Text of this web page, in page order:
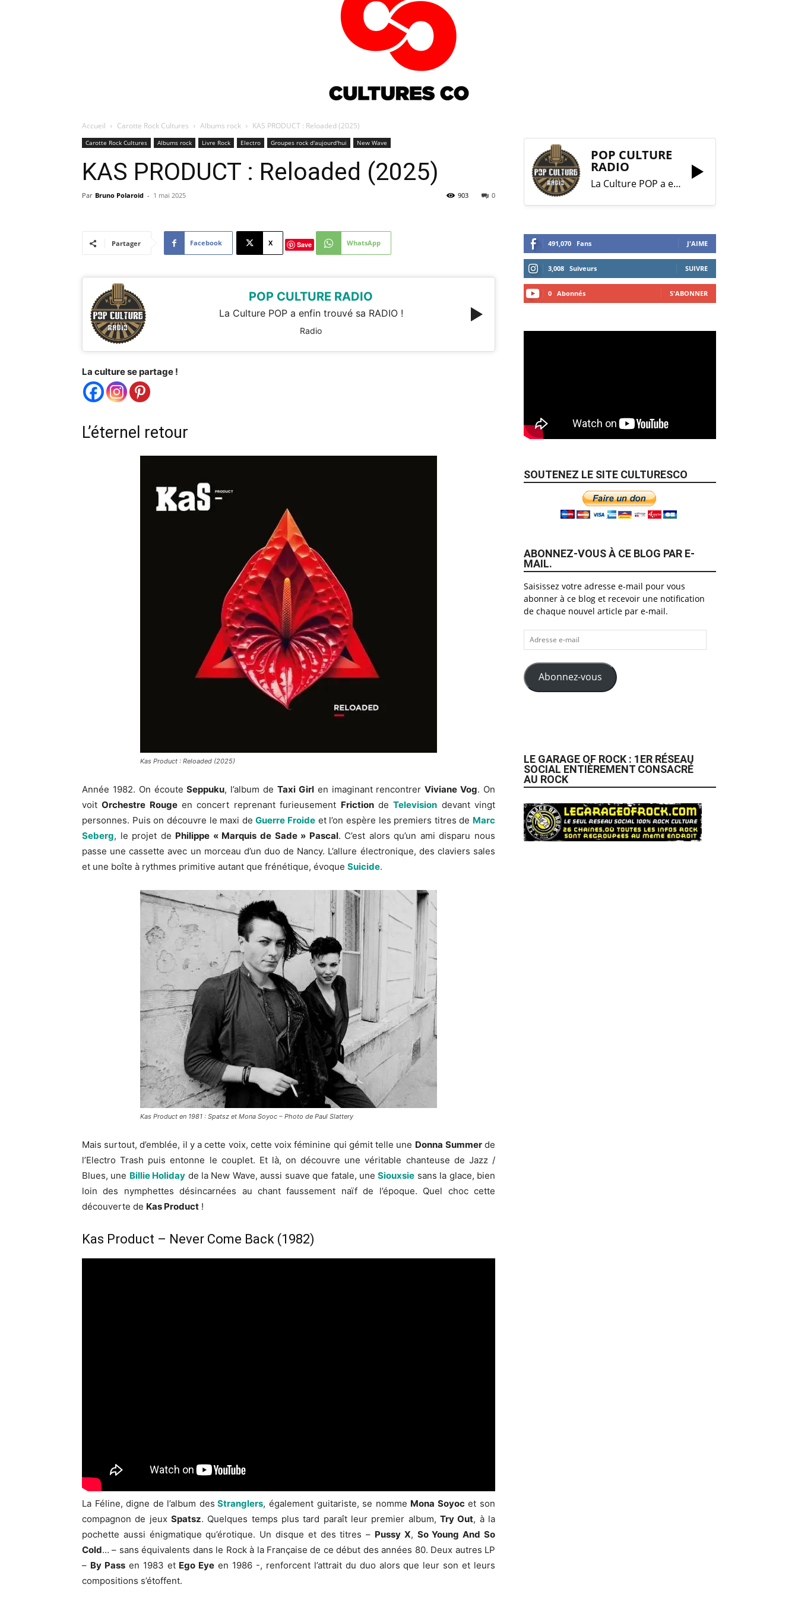
Accueil Carotte Rock Cultures Albums rock KAS PRODUCT : Reloaded (2025)
Carotte Rock Cultures Albums rock Livre Rock Electro Groupes rock d'aujourd'hui New Wave
KAS PRODUCT : Reloaded (2025)
Par Bruno Polaroid - 1 mai 2025 0
903
Partager Facebook X Save WhatsApp
POP CULTURE RADIO
La Culture POP a enfin trouvé sa RADIO !
Radio
La culture se partage !
L’éternel retour
Kas Product : Reloaded (2025)
Année 1982. On écouteSeppuku, l’album deTaxi Girlen imaginant rencontrerViviane Vog. On
voitOrchestre Rougeen concert reprenant furieusement FrictiondeTelevision devant vingt
personnes. Puis on découvre le maxi deGuerre Froide et l’on espère les premiers titres de Marc
Seberg, le projet de Philippe « Marquis de Sade » Pascal. C’est alors qu’un ami disparu nous
passe une cassette avec un morceau d’un duo de Nancy. L’allure électronique, des claviers sales
et une boîte à rythmes primitive autant que frénétique, évoque Suicide.
Kas Product en 1981 : Spatsz et Mona Soyoc – Photo de Paul Slattery
Mais surtout, d’emblée, il y a cette voix, cette voix féminine qui gémit telle une Donna Summerde
l’Electro Trash puis entonne le couplet. Et là, on découvre une véritable chanteuse de Jazz /
Blues, une Billie Holiday de la New Wave, aussi suave que fatale, uneSiouxsie sans la glace, bien
loin des nymphettes désincarnées au chant faussement naïf de l’époque. Quel choc cette
découverte de Kas Product !
Kas Product – Never Come Back (1982)
La Féline, digne de l’album des Stranglers, également guitariste, se nomme Mona Soyocet son
compagnon de jeux Spatsz. Quelques temps plus tard paraît leur premier album, Try Out, à la
pochette aussi énigmatique qu’érotique. Un disque et des titres – Pussy X, So Young And So
Cold… – sans équivalents dans le Rock à la Française de ce début des années 80. Deux autres LP
– By Passen 1983 et Ego Eye en 1986 -, renforcent l’attrait du duo alors que leur son et leurs
compositions s’étoffent.
POP CULTURE
RADIO
La Culture POP a enfin trouvé sa RADIO !
491,070 Fans J'AIME
3,008 Suiveurs SUIVRE
0 Abonnés S'ABONNER
SOUTENEZ LE SITE CULTURESCO
ABONNEZ-VOUS À CE BLOG PAR E-
MAIL.
Saisissez votre adresse e-mail pour vous
abonner à ce blog et recevoir une notification
de chaque nouvel article par e-mail.
Adresse
e-
mail
Abonnez-vous
LE GARAGE OF ROCK : 1ER RÉSEAU
SOCIAL ENTIÈREMENT CONSACRÉ
AU ROCK